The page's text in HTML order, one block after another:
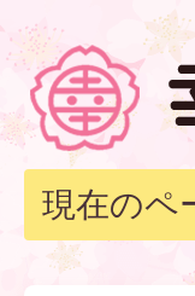
現在のペ